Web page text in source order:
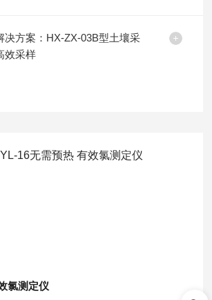
决方案：HX-ZX-03B型土壤采
效采样
氯测定仪